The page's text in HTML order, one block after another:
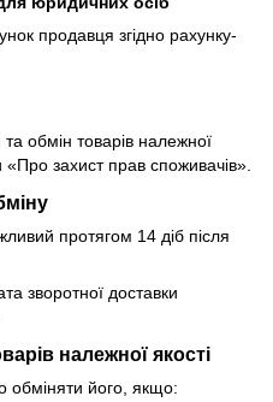
продавця згідно рахунку-
обмін товарів належної
«Про захист прав споживачів».
протягом 14 діб після
зворотної доставки
належної якості
обміняти його, якщо: